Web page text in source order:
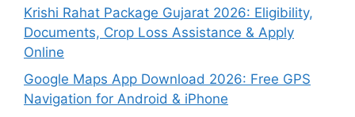
Krishi Rahat Package Gujarat 2026: Eligibility,
Documents, Crop Loss Assistance & Apply
Online
Google Maps App Download 2026: Free GPS
Navigation for Android & iPhone